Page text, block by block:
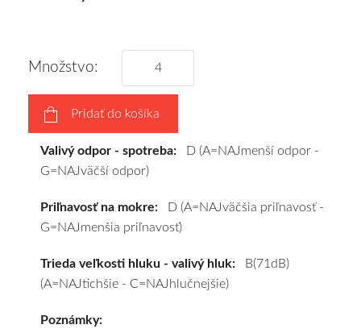
výberu
a
pošleme
zadarmo.
Množstvo:
Pridať do košíka
Valivý odpor - spotreba: D (A=NAJmenší odpor -
G=NAJväčší odpor)
Priľnavosť na mokre: D (A=NAJväčšia priľnavosť -
G=NAJmenšia priľnavosť)
Trieda veľkosti hluku - valivý hluk: B(71dB)
(A=NAJtichšie - C=NAJhlučnejšie)
Poznámky: